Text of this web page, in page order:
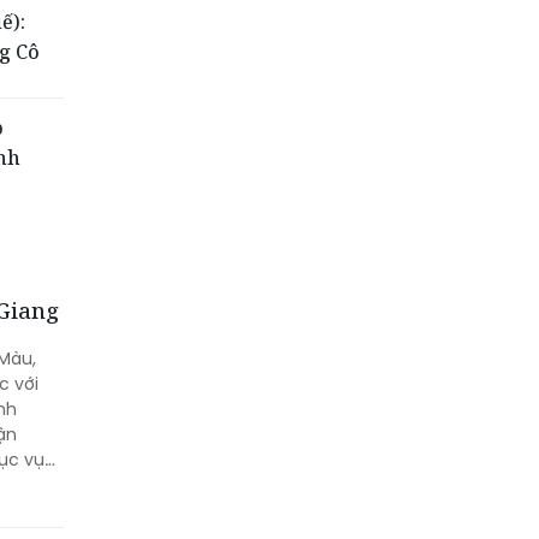
Cô
với
vụ